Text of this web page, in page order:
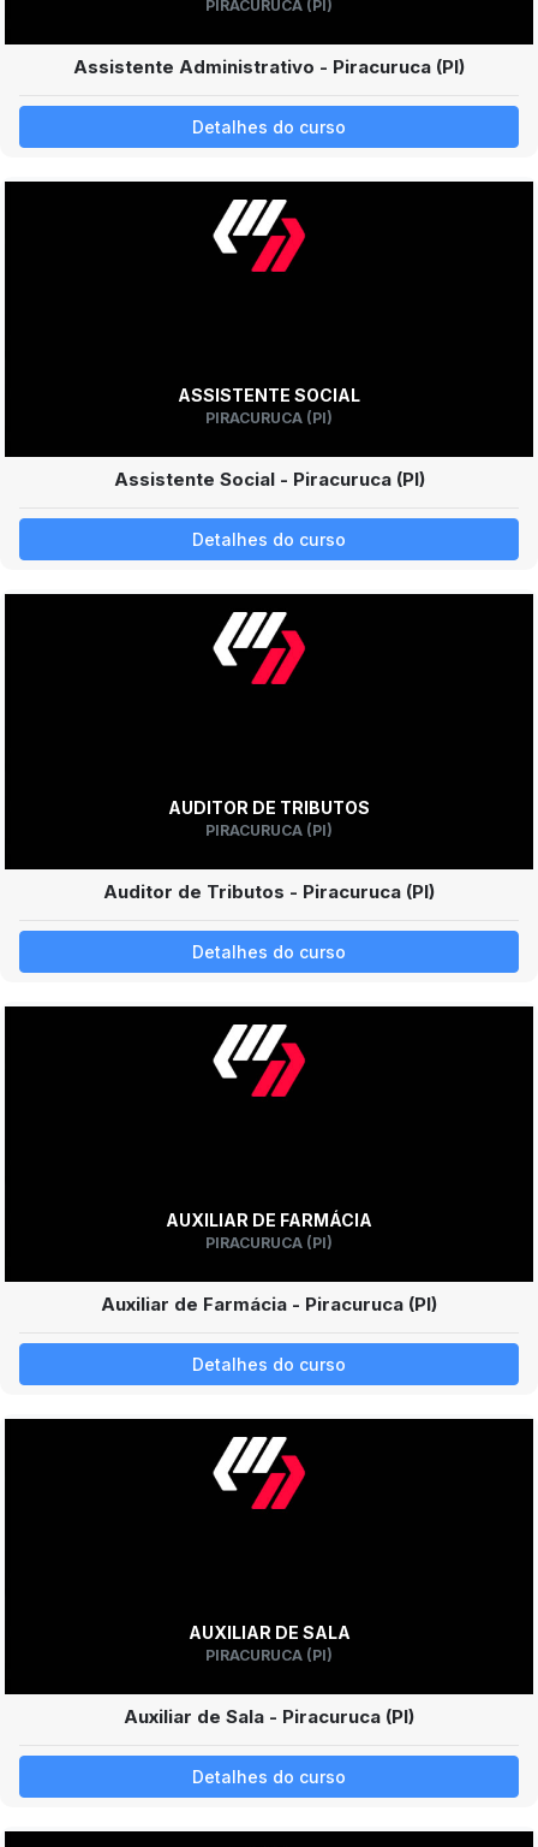
PIRACURUCA (PI)
Assistente Administrativo - Piracuruca (PI)
Detalhes do curso
ASSISTENTE SOCIAL
PIRACURUCA (PI)
Assistente Social - Piracuruca (PI)
Detalhes do curso
AUDITOR DE TRIBUTOS
PIRACURUCA (PI)
Auditor de Tributos - Piracuruca (PI)
Detalhes do curso
AUXILIAR DE FARMÁCIA
PIRACURUCA (PI)
Auxiliar de Farmácia - Piracuruca (PI)
Detalhes do curso
AUXILIAR DE SALA
PIRACURUCA (PI)
Auxiliar de Sala - Piracuruca (PI)
Detalhes do curso